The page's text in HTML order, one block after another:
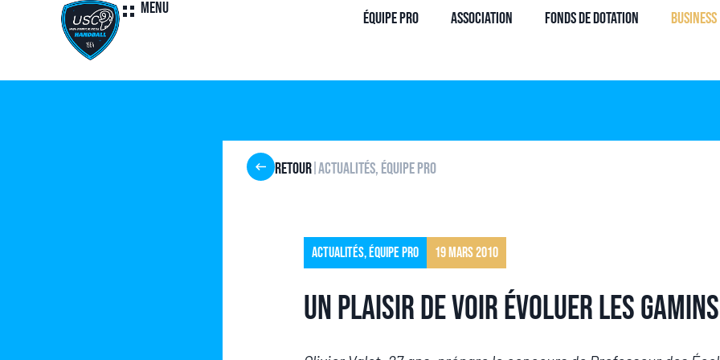
Menu
Équipe Pro Association Fonds de dotation Business
Retour Actualités, Équipe pro
Actualités, Équipe pro 19 mars 2010
Un plaisir de voir évoluer les gamins